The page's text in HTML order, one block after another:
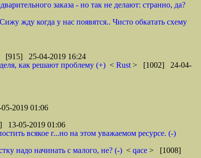
заказа - но так не делают: странно, да?
Сижу жду когда у нас появятся.. Чисто обкатать схему
[915] 25-04-2019 16:24
как решают проблему (+) < Rust > [1002] 24-04-
2019 01:06
05-2019 01:06
всякое г...но на этом уважаемом ресурсе. (-)
надо начинать с малого, не? (-) < qace > [1008]